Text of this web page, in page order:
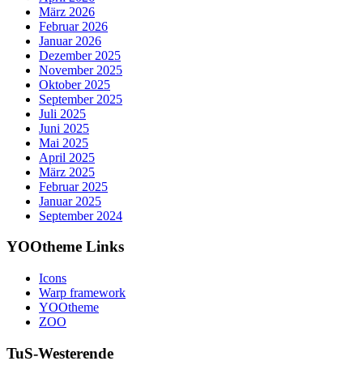
März 2026
Februar 2026
Januar 2026
Dezember 2025
November 2025
Oktober 2025
September 2025
Juli 2025
Juni 2025
Mai 2025
April 2025
März 2025
Februar 2025
Januar 2025
September 2024
YOOtheme Links
Icons
Warp framework
YOOtheme
ZOO
TuS-Westerende